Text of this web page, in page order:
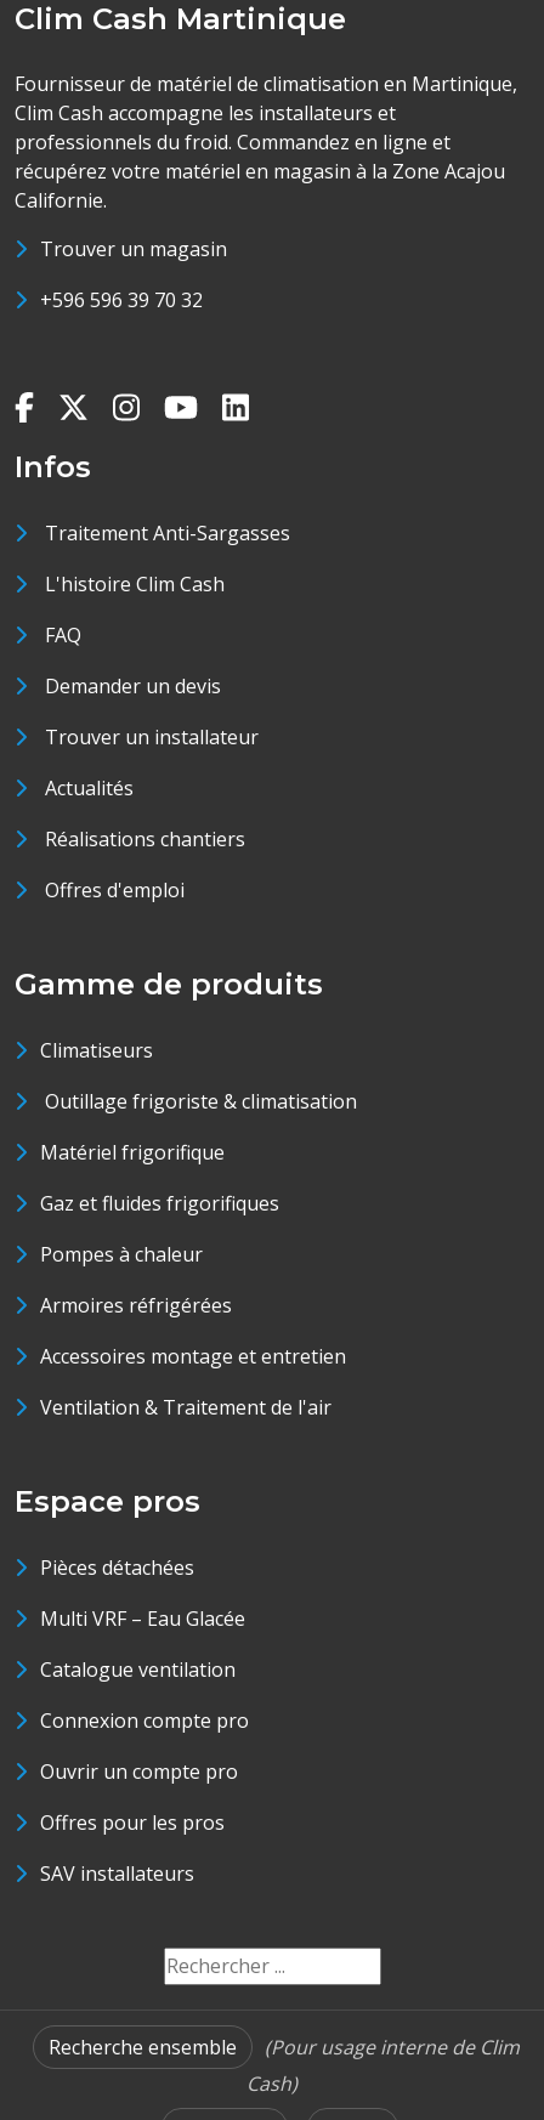
Clim Cash Martinique
Fournisseur de matériel de climatisation en Martinique,
Clim Cash accompagne les installateurs et
professionnels du froid. Commandez en ligne et
récupérez votre matériel en magasin à la Zone Acajou
Californie.
Trouver un magasin
+596 596 39 70 32
Infos
Traitement Anti-Sargasses
L'histoire Clim Cash
FAQ
Demander un devis
Trouver un installateur
Actualités
Réalisations chantiers
Offres d'emploi
Gamme de produits
Climatiseurs
Outillage frigoriste & climatisation
Matériel frigorifique
Gaz et fluides frigorifiques
Pompes à chaleur
Armoires réfrigérées
Accessoires montage et entretien
Ventilation & Traitement de l'air
Espace pros
Pièces détachées
Multi VRF – Eau Glacée
Catalogue ventilation
Connexion compte pro
Ouvrir un compte pro
Offres pour les pros
SAV installateurs
Recherche ensemble
(Pour usage interne de Clim
Cash)